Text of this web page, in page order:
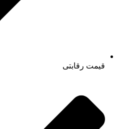
قیمت رقابتی